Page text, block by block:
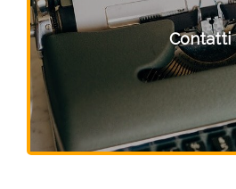
Contatti